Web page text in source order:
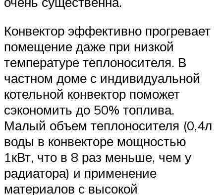
Конвектор эффективно прогревает
помещение даже при низкой
температуре теплоносителя. В
частном доме с индивидуальной
котельной конвектор поможет
сэкономить до 50% топлива.
Малый объем теплоносителя (0,4л
воды в конвекторе мощностью
1кВт, что в 8 раз меньше, чем у
радиатора) и применение
материалов с высокой